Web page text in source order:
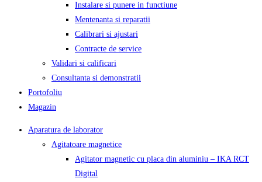
Instalare si punere in functiune
Mentenanta si reparatii
Calibrari si ajustari
Contracte de service
Validari si calificari
Consultanta si demonstratii
Portofoliu
Magazin
Aparatura de laborator
Agitatoare magnetice
Agitator magnetic cu placa din aluminiu – IKA RCT
Digital